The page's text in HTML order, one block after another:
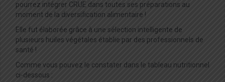
pourrez intégrer CRUE dans toutes ses préparations au
moment de la diversification alimentaire !
Elle fut élaborée grâce à une sélection intelligente de
plusieurs huiles végétales établie par des professionnels de
santé !
Comme vous pouvez le constater dans le tableau nutritionnel
ci-dessous :